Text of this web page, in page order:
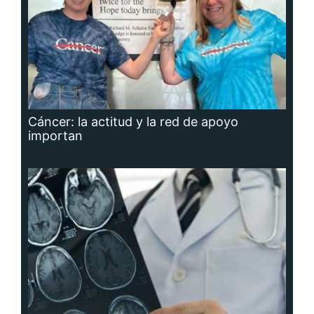
Cáncer: la actitud y la red de apoyo
importan